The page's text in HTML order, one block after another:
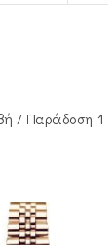
/ Παράδoση 1